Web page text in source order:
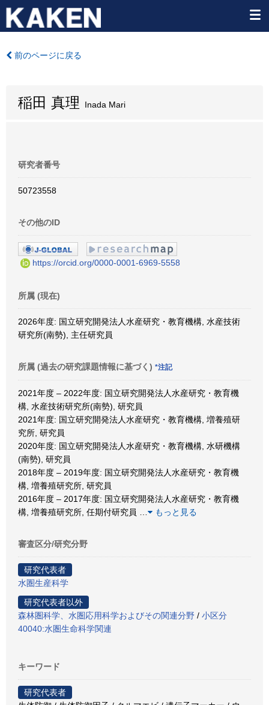
前のページに戻る
稲田 真理 Inada Mari
研究者番号
50723558
その他のID
https://orcid.org/0000-0001-6969-5558
所属 (現在)
2026年度: 国立研究開発法人水産研究・教育機構, 水産技術
研究所(南勢), 主任研究員
所属 (過去の研究課題情報に基づく) *注記
2021年度 – 2022年度: 国立研究開発法人水産研究・教育機
構, 水産技術研究所(南勢), 研究員
2021年度: 国立研究開発法人水産研究・教育機構, 増養殖研
究所, 研究員
2020年度: 国立研究開発法人水産研究・教育機構, 水研機構
(南勢), 研究員
2018年度 – 2019年度: 国立研究開発法人水産研究・教育機
構, 増養殖研究所, 研究員
2016年度 – 2017年度: 国立研究開発法人水産研究・教育機
構, 増養殖研究所, 任期付研究員
もっと見る
審査区分/研究分野
研究代表者
水圏生産科学
研究代表者以外
森林圏科学、水圏応用科学およびその関連分野 / 小区分
40040:水圏生命科学関連
キーワード
研究代表者